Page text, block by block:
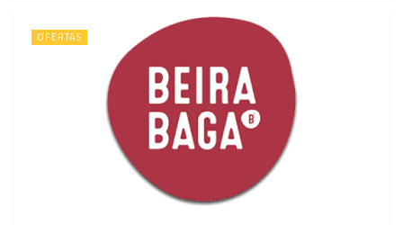
OFERTAS